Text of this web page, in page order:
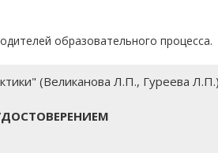
образовательного процесса.
(Великанова Л.П., Гуреева Л.П.)